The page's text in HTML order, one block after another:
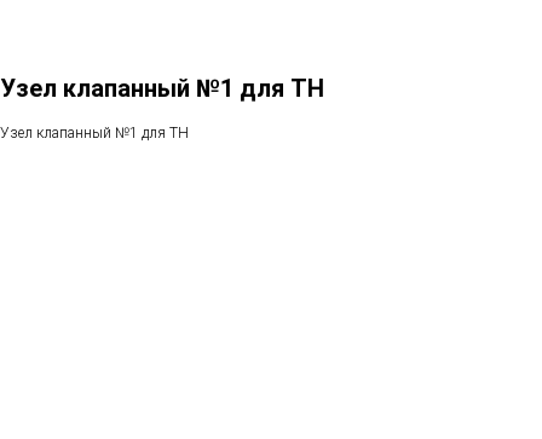
Узел клапанный №1 для TH
Узел клапанный №1 для TH